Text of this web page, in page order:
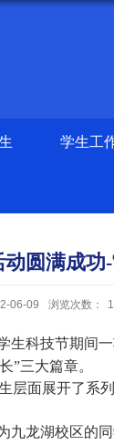
学生工
圆满成功
06-09 浏览次数：
生科技节期间
”三大篇章。
层面展开了系
九龙湖校区的